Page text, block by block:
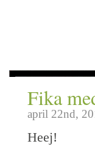
Fika
april 22nd,
Heej!